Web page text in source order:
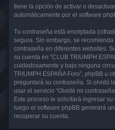
tiene la opción de activar o
automáticamente por el software
Tu contraseña está encriptada
segura. Sin embargo, se
contraseña en diferentes websites.
su cuenta en “CLUB TRIUMPH
cuidadosamente y bajo ninguna
TRIUMPH ESPAÑA Foro”, phpBB u
preguntará su contraseña. Si olvidó
usar el servicio “Olvidé mi
Este proceso le solicitará ingresar
luego el software phpBB generará
recuperar su cuenta.